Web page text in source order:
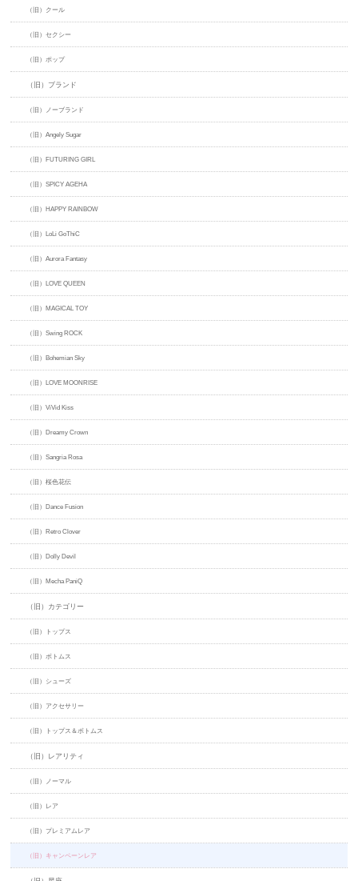
（旧）クール
（旧）セクシー
（旧）ポップ
（旧）ブランド
（旧）ノーブランド
（旧）Angely Sugar
（旧）FUTURING GIRL
（旧）SPICY AGEHA
（旧）HAPPY RAINBOW
（旧）LoLi GoThiC
（旧）Aurora Fantasy
（旧）LOVE QUEEN
（旧）MAGICAL TOY
（旧）Swing ROCK
（旧）Bohemian Sky
（旧）LOVE MOONRISE
（旧）ViVid Kiss
（旧）Dreamy Crown
（旧）Sangria Rosa
（旧）桜色花伝
（旧）Dance Fusion
（旧）Retro Clover
（旧）Dolly Devil
（旧）Mecha PaniQ
（旧）カテゴリー
（旧）トップス
（旧）ボトムス
（旧）シューズ
（旧）アクセサリー
（旧）トップス＆ボトムス
（旧）レアリティ
（旧）ノーマル
（旧）レア
（旧）プレミアムレア
（旧）キャンペーンレア